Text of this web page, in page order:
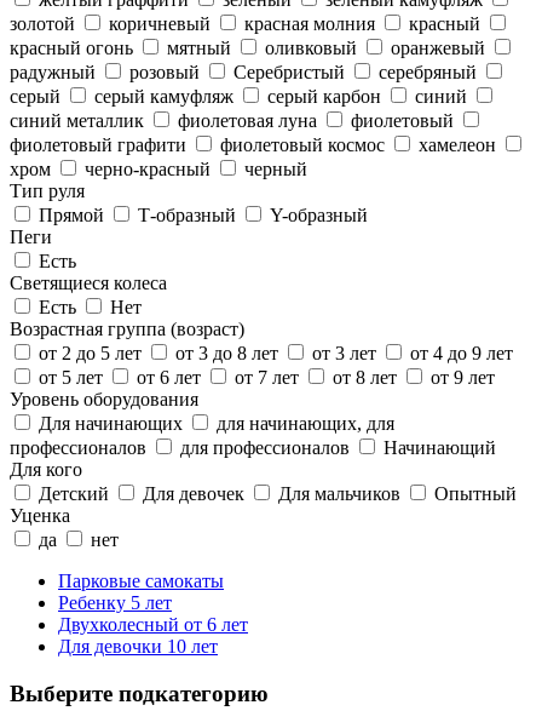
золотой
коричневый красная молния
красный
красный огонь
мятный оливковый
оранжевый
радужный
розовый Серебристый
серебряный
серый
серый камуфляж серый карбон
синий
синий металлик
фиолетовая луна
фиолетовый
фиолетовый графити
фиолетовый космос
хамелеон
хром
черно-красный
черный
Тип руля
Прямой
Т-образный
Y-образный
Пеги
Есть
Светящиеся колеса
Есть
Нет
Возрастная группа (возраст)
от 2 до 5 лет
от 3 до 8 лет от 3 лет
от 4 до 9 лет
от 5 лет
от 6 лет от 7 лет от 8 лет
от 9 лет
Уровень оборудования
Для начинающих
для начинающих, для
профессионалов
для профессионалов
Начинающий
Для кого
Детский
Для девочек Для мальчиков
Опытный
Уценка
да
нет
Парковые самокаты
Ребенку 5 лет
Двухколесный от 6 лет
Для девочки 10 лет
Выберите подкатегорию